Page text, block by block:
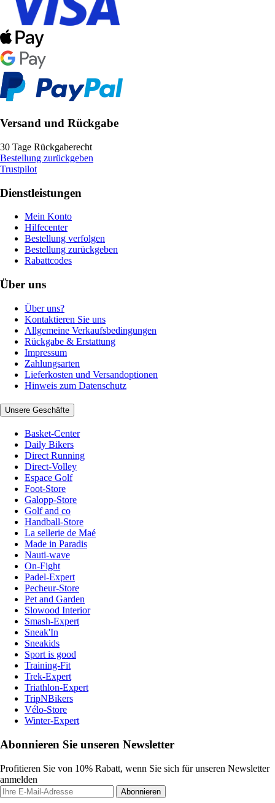
Versand und Rückgabe
30 Tage Rückgaberecht
Bestellung zurückgeben
Trustpilot
Dienstleistungen
Mein Konto
Hilfecenter
Bestellung verfolgen
Bestellung zurückgeben
Rabattcodes
Über uns
Über uns?
Kontaktieren Sie uns
Allgemeine Verkaufsbedingungen
Rückgabe & Erstattung
Impressum
Zahlungsarten
Lieferkosten und Versandoptionen
Hinweis zum Datenschutz
Unsere Geschäfte
Basket-Center
Daily Bikers
Direct Running
Direct-Volley
Espace Golf
Foot-Store
Galopp-Store
Golf and co
Handball-Store
La sellerie de Maé
Made in Paradis
Nauti-wave
On-Fight
Padel-Expert
Pecheur-Store
Pet and Garden
Slowood Interior
Smash-Expert
Sneak'In
Sneakids
Sport is good
Training-Fit
Trek-Expert
Triathlon-Expert
TripNBikers
Vélo-Store
Winter-Expert
Abonnieren Sie unseren Newsletter
Profitieren Sie von 10% Rabatt, wenn Sie sich für unseren Newsletter
anmelden
Abonnieren